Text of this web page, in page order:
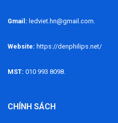
Gmail: ledviet.hn@gmail.com.
Website: https://denphilips.net/
MST: 010 993 8098.
CHÍNH SÁCH